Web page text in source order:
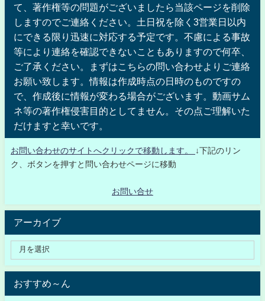
て、著作権等の問題がございましたら当該ページを削除
しますのでご連絡ください。土日祝を除く3営業日以内
にできる限り迅速に対応する予定です。不慮による事故
等により連絡を確認できないこともありますので何卒、
ご了承ください。まずはこちらの問い合わせよりご連絡
お願い致します。情報は作成時点の日時のものですの
で、作成後に情報が変わる場合がございます。動画サム
ネ等の著作権侵害目的としてません。その点ご理解いた
だけますと幸いです。
お問い合わせのサイトへクリックで移動します。
↓下記のリン
ク、ボタンを押すと問い合わせページに移動
お問い合せ
アーカイブ
おすすめ～ん